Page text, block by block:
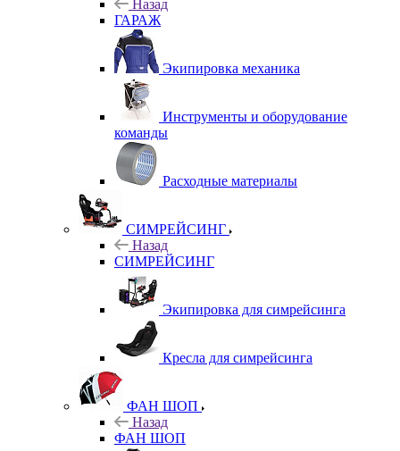
Назад
ГАРАЖ
Экипировка механика
Инструменты и оборудование
команды
Расходные материалы
СИМРЕЙСИНГ
Назад
СИМРЕЙСИНГ
Экипировка для симрейсинга
Кресла для симрейсинга
ФАН ШОП
Назад
ФАН ШОП